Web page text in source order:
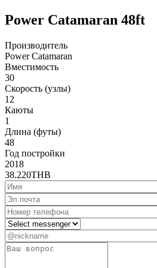
Power Catamaran 48ft
Производитель
Power Catamaran
Вместимость
30
Скорость (узлы)
12
Каюты
1
Длина (футы)
48
Год постройки
2018
38.220THB